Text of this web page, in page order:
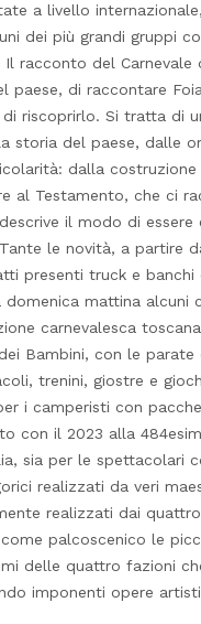
a livello
dei più grandi gruppi
racconto del
paese, di raccontare
riscoprirlo. Si tratta di
storia del paese, dalle
dalla
al Testamento, che ci
il modo di essere
le novità, a partire
presenti truck e
mattina alcuni
carnevalesca
Bambini, con le
trenini, giostre e
i camperisti con
con il 2023 alla
sia per le spettacolari
realizzati da veri
realizzati dai
palcoscenico le
delle quattro fazioni
imponenti opere